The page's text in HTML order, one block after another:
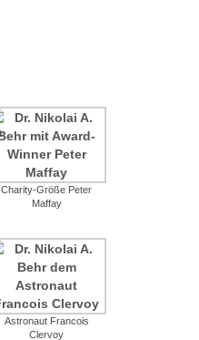
Charity-Größe Peter
Maffay
Astronaut Francois
Clervoy